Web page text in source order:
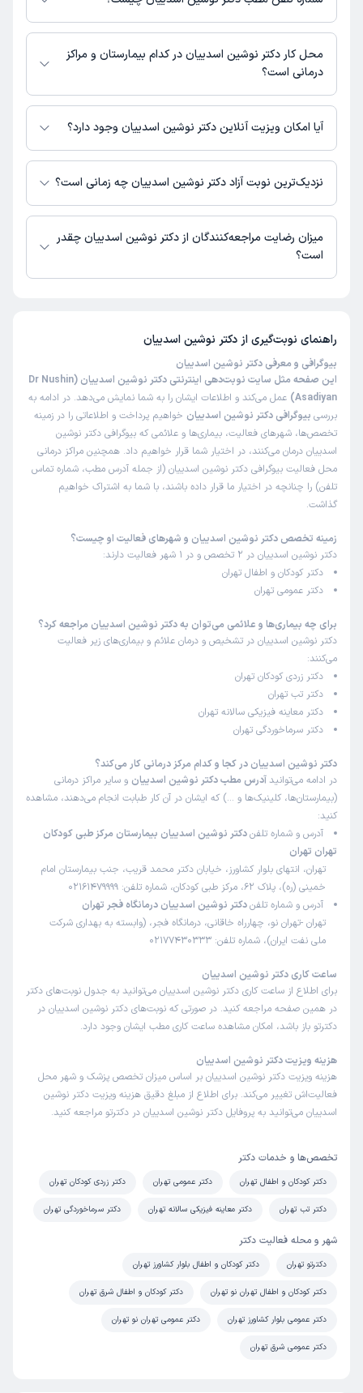
نفت ایران)
درمانگاه فجر : 02177430333
محل کار دکتر نوشین اسدییان در کدام بیمارستان و مراکز
درمانی است؟
دکتر نوشین اسدییان در مراکز زیر فعالیت دارد:
بیمارستان مرکز طبی کودکان تهران
آیا امکان ویزیت آنلاین دکتر نوشین اسدییان وجود دارد؟
در حال حاضر اطلاعاتی درباره ارائه ویزیت آنلاین توسط دکتر نوشین اسدییان در
دسترس نیست. برای دریافت اطلاعات دقیق‌تر، لطفاً با مطب تماس بگیرید.
نزدیک‌ترین نوبت آزاد دکتر نوشین اسدییان چه زمانی است؟
زمان نوبت‌دهی و پذیرش بیماران با هماهنگی مطب مشخص می‌شود.
میزان رضایت مراجعه‌کنندگان از دکتر نوشین اسدییان چقدر
است؟
راهنمای نوبت‌گیری از دکتر نوشین اسدییان
بیوگرافی و معرفی دکتر نوشین اسدییان
این صفحه مثل سایت نوبت‌دهی اینترنتی دکتر نوشین اسدییان (Dr Nushin
Asadiyan) عمل می‌کند و اطلاعات ایشان را به شما نمایش می‌دهد. در ادامه به
بررسی بیوگرافی دکتر نوشین اسدییان خواهیم پرداخت و اطلاعاتی را در زمینه
تخصص‌ها، شهرهای فعالیت، بیماری‌ها و علائمی که بیوگرافی دکتر نوشین
اسدییان درمان می‌کنند، در اختیار شما قرار خواهیم داد. همچنین مراکز درمانی
محل فعالیت بیوگرافی دکتر نوشین اسدییان (از جمله آدرس مطب، شماره تماس
تلفن) را چنانچه در اختیار ما قرار داده باشند، با شما به اشتراک خواهیم
گذاشت.
زمینه تخصص دکتر نوشین اسدییان و شهرهای فعالیت او چیست؟
دکتر نوشین اسدییان در 2 تخصص و در 1 شهر فعالیت دارند:
دکتر کودکان و اطفال تهران
دکتر عمومی تهران
برای چه بیماری‌ها و علائمی می‌توان به دکتر نوشین اسدییان مراجعه کرد؟
دکتر نوشین اسدییان در تشخیص و درمان علائم و بیماری‌های زیر فعالیت
می‌کنند:
دکتر زردی کودکان تهران
دکتر تب تهران
دکتر معاینه فیزیکی سالانه تهران
دکتر سرماخوردگی تهران
دکتر نوشین اسدییان در کجا و کدام مرکز درمانی کار می‌کند؟
در ادامه می‌توانید آدرس مطب دکتر نوشین اسدییان و سایر مراکز درمانی
(بیمارستان‌ها، کلینیک‌ها و …) که ایشان در آن کار طبابت انجام می‌دهند، مشاهده
کنید:
آدرس و شماره تلفندکتر نوشین اسدییان بیمارستان مرکز طبی کودکان
تهران تهران
تهران، انتهای بلوار کشاورز، خیابان دکتر محمد قریب، جنب بیمارستان امام
خمینی (ره)، پلاک 62، مرکز طبی کودکان، شماره تلفن: 02161479999
آدرس و شماره تلفندکتر نوشین اسدییان درمانگاه فجر تهران
تهران -تهران نو، چهارراه خاقانی، درمانگاه فجر، (وابسته به بهداری شرکت
ملی نفت ایران)، شماره تلفن: 02177430333
ساعت کاری دکتر نوشین اسدییان
برای اطلاع از ساعت کاری دکتر نوشین اسدییان می‌توانید به جدول نوبت‌های دکتر
در همین صفحه مراجعه کنید. در صورتی که نوبت‌های دکتر نوشین اسدییان در
دکترتو باز باشد، امکان مشاهده ساعت کاری مطب ایشان وجود دارد.
هزینه ویزیت دکتر نوشین اسدییان
هزینه ویزیت دکتر نوشین اسدییان بر اساس میزان تخصص پزشک و شهر محل
فعالیت‌اش تغییر می‌کند. برای اطلاع از مبلغ دقیق هزینه ویزیت دکتر نوشین
اسدییان می‌توانید به پروفایل دکتر نوشین اسدییان در دکترتو مراجعه کنید.
تخصص‌ها و خدمات دکتر
دکتر کودکان و اطفال تهران دکتر عمومی تهران دکتر زردی کودکان تهران
دکتر تب تهران دکتر معاینه فیزیکی سالانه تهران دکتر سرماخوردگی تهران
شهر و محله فعالیت دکتر
دکترتو تهران دکتر کودکان و اطفال بلوار کشاورز تهران
دکتر کودکان و اطفال تهران نو تهران دکتر کودکان و اطفال شرق تهران
دکتر عمومی بلوار کشاورز تهران دکتر عمومی تهران نو تهران
دکتر عمومی شرق تهران